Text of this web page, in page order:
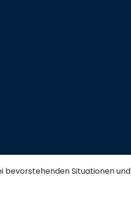
bevorstehenden Situationen und